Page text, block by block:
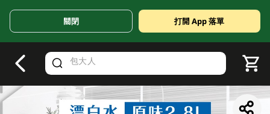
Valid Until 30 June 2026
關閉 打開 App 落單